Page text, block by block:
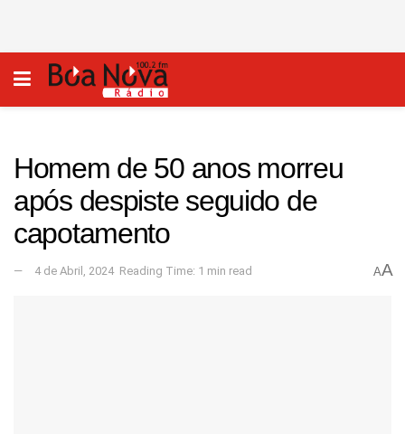
Homem de 50 anos morreu
após despiste seguido de
capotamento
4 de Abril, 2024 Reading Time: 1 min read AA